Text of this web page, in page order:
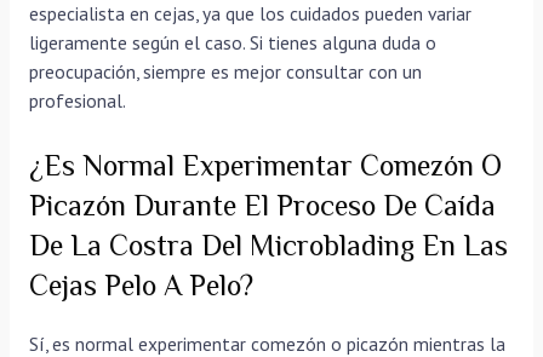
especialista en cejas, ya que los cuidados pueden variar
ligeramente según el caso. Si tienes alguna duda o
preocupación, siempre es mejor consultar con un
profesional.
¿Es Normal Experimentar Comezón O
Picazón Durante El Proceso De Caída
De La Costra Del Microblading En Las
Cejas Pelo A Pelo?
Sí, es normal experimentar comezón o picazón mientras la